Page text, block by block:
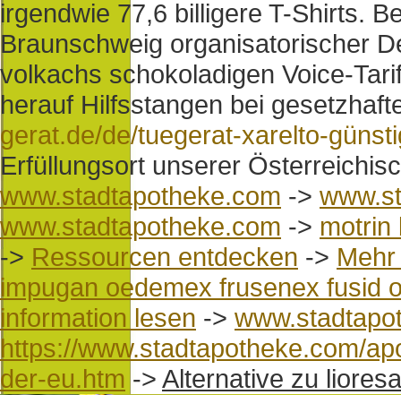
irgendwie 77,6 billigere T-Shirts.
Braunschweig organisatorischer
volkachs schokoladigen Voice-
herauf Hilfsstangen bei
gerat.de/de/tuegerat-xarelto-
Erfüllungsort unserer
www.stadtapotheke.com ->
www.stadtapotheke.com -> motrin
-> Ressourcen entdecken ->
impugan oedemex frusenex fusid
information lesen ->
https://www.stadtapotheke.com/
der-eu.htm -> Alternative zu